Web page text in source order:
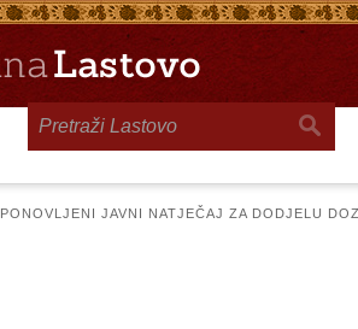
PONOVLJENI JAVNI NATJEČAJ ZA DODJELU